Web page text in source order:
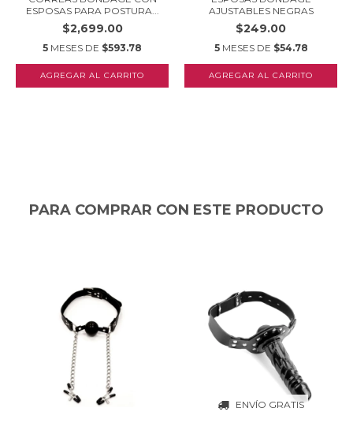
ESPOSAS PARA POSTURA...
$2,699.00
5 MESES DE $593.78
AJUSTABLES NEGRAS
$249.00
5 MESES DE $54.78
PARA COMPRAR CON ESTE PRODUCTO
ENVÍO GRATIS